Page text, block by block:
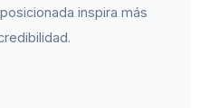
inspira más